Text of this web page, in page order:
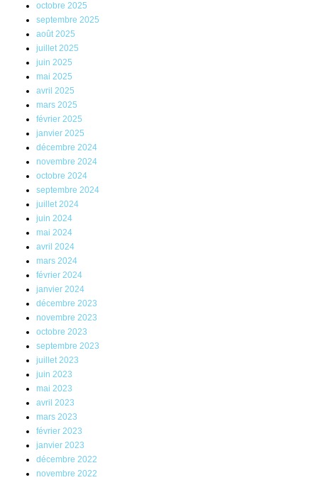
octobre 2025
septembre 2025
août 2025
juillet 2025
juin 2025
mai 2025
avril 2025
mars 2025
février 2025
janvier 2025
décembre 2024
novembre 2024
octobre 2024
septembre 2024
juillet 2024
juin 2024
mai 2024
avril 2024
mars 2024
février 2024
janvier 2024
décembre 2023
novembre 2023
octobre 2023
septembre 2023
juillet 2023
juin 2023
mai 2023
avril 2023
mars 2023
février 2023
janvier 2023
décembre 2022
novembre 2022